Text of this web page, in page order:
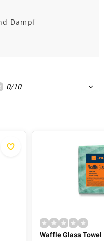
Dampf
0/10
Waffle Glass Towel